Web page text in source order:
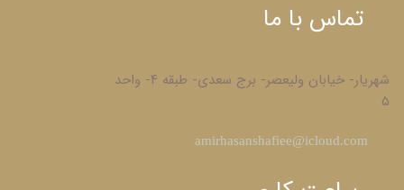
تماس با ما
شهریار- خیابان ولیعصر- برج سعدی- طبقه ۴- واحد
۵
​amirhasanshafiee@icloud.com